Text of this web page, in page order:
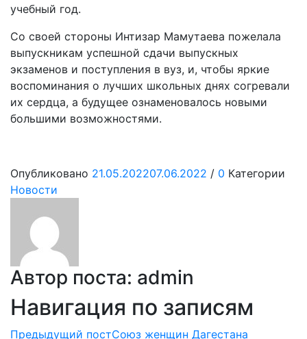
учебный год.
Со своей стороны Интизар Мамутаева пожелала
выпускникам успешной сдачи выпускных
экзаменов и поступления в вуз, и, чтобы яркие
воспоминания о лучших школьных днях согревали
их сердца, а будущее ознаменовалось новыми
большими возможностями.
Опубликовано 21.05.202207.06.2022 / 0 Категории
Новости
Автор поста: admin
Навигация по записям
Предыдущий постСоюз женщин Дагестана